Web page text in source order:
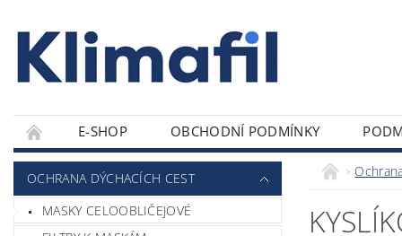
E-SHOP OBCHODNÍ PODMÍNKY
OCHRANA DÝCHACÍCH CEST
MASKY CELOOBLIČEJOVÉ